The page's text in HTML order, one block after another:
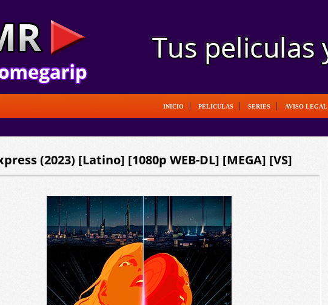
INICIO PELICULAS SERIES AVISO LEGAL
(2023) [Latino] [1080p WEB-DL] [MEGA] [VS]